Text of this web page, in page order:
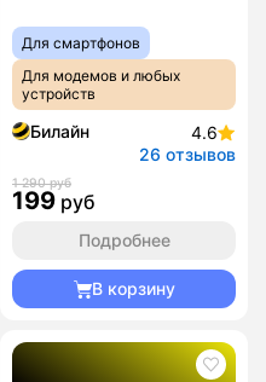
Для смартфонов
Для модемов и любых
устройств
Билайн
4.6
26 отзывов
1 290 руб
199 руб
Подробнее
В корзину